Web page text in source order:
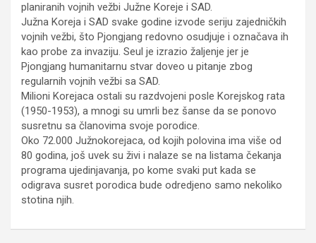
planiranih vojnih vežbi Južne Koreje i SAD.
Južna Koreja i SAD svake godine izvode seriju zajedničkih
vojnih vežbi, što Pjongjang redovno osudjuje i označava ih
kao probe za invaziju. Seul je izrazio žaljenje jer je
Pjongjang humanitarnu stvar doveo u pitanje zbog
regularnih vojnih vežbi sa SAD.
Milioni Korejaca ostali su razdvojeni posle Korejskog rata
(1950-1953), a mnogi su umrli bez šanse da se ponovo
susretnu sa članovima svoje porodice.
Oko 72.000 Južnokorejaca, od kojih polovina ima više od
80 godina, još uvek su živi i nalaze se na listama čekanja
programa ujedinjavanja, po kome svaki put kada se
odigrava susret porodica bude odredjeno samo nekoliko
stotina njih.